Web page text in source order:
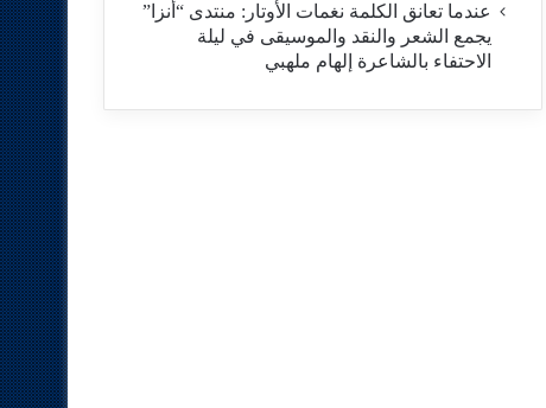
​عندما تعانق الكلمة نغمات الأوتار: منتدى “أنزا”
يجمع الشعر والنقد والموسيقى في ليلة
الاحتفاء بالشاعرة إلهام ملهبي